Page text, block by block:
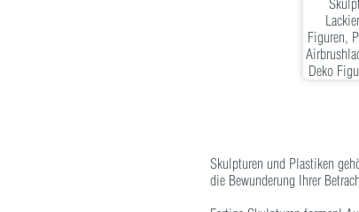
Skulpturen und Plastiken
die Bewunderung Ihrer